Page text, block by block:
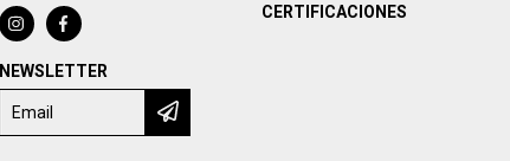
NEWSLETTER
CERTIFICACIONES